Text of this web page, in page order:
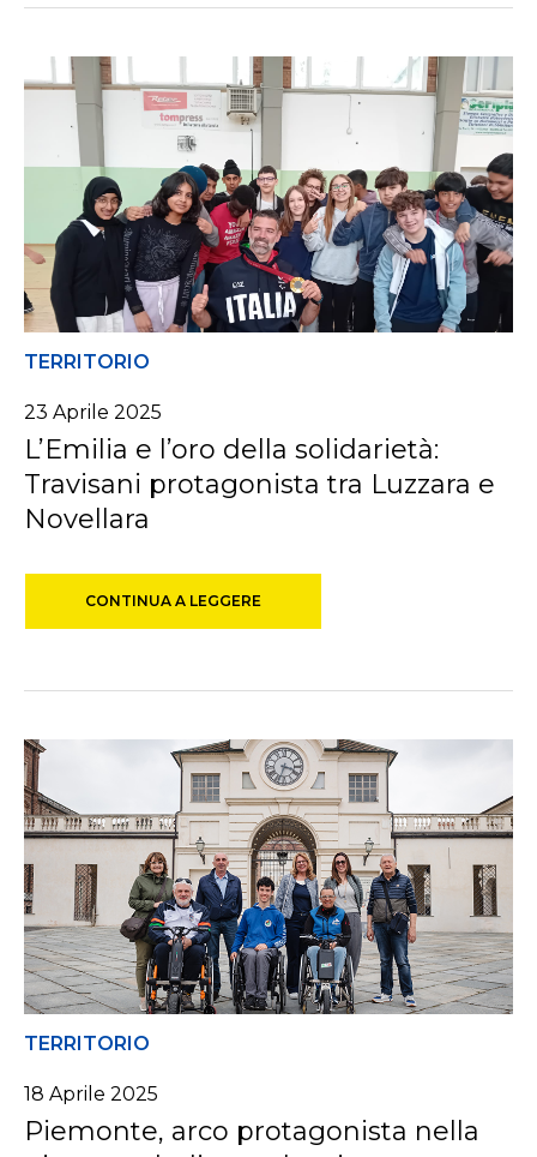
TERRITORIO
23 Aprile 2025
L’Emilia e l’oro della solidarietà:
Travisani protagonista tra Luzzara e
Novellara
CONTINUA A LEGGERE
TERRITORIO
18 Aprile 2025
Piemonte, arco protagonista nella